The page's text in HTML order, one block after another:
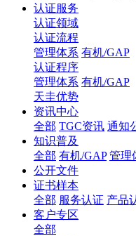
认证服务
认证领域
认证流程
管理体系 有机/GAP
认证程序
管理体系 有机/GAP
天圭优势
资讯中心
全部 TGC资讯 通知
知识普及
全部 有机/GAP 管理
公开文件
证书样本
全部 服务认证 产品
客户专区
全部